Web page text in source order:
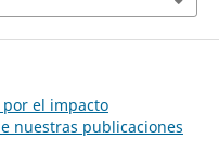
por el impacto
nuestras publicaciones